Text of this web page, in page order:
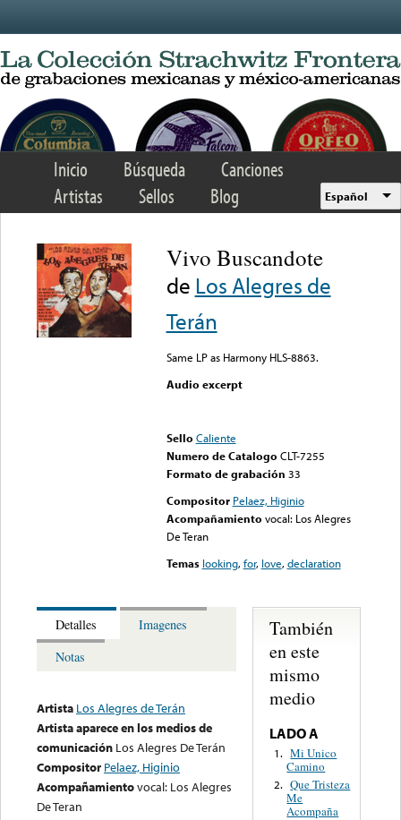
Inicio Búsqueda
Canciones
Artistas
Sellos Blog Español
Vivo Buscandote
de Los Alegres de
Terán
Same LP as Harmony HLS-8863.
Audio excerpt
Sello Caliente
Numero de Catalogo CLT-7255
Formato de grabación 33
Compositor Pelaez, Higinio
Acompañamiento vocal: Los Alegres
De Teran
Temas looking,for, love,declaration
Detalles
Imagenes
Notas
Artista Los Alegres de Terán
Artista aparece en los medios de
comunicación Los Alegres De Terán
Compositor Pelaez, Higinio
Acompañamientovocal: Los Alegres
De Teran
También
en este
mismo
medio
LADO A
1. Mi Unico
Camino
2. Que Tristeza
Me
Acompaña